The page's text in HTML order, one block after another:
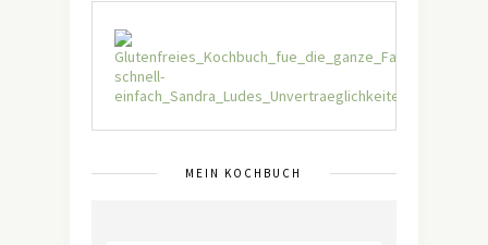
MEIN KOCHBUCH